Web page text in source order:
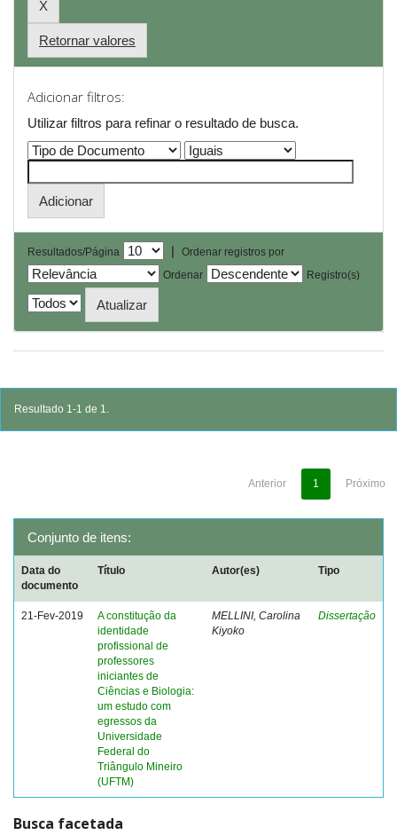
Retornar valores
Adicionar filtros:
Utilizar filtros para refinar o resultado de busca.
Resultados/Página |
Ordenar registros por
Ordenar
Registro(s)
Resultado 1-1 de 1.
Anterior 1 Próximo
Conjunto de itens:
Data do
documento
Título Autor(es) Tipo
21-Fev-2019
A constitução da
identidade
profissional de
professores
iniciantes de
Ciências e Biologia:
um estudo com
egressos da
Universidade
Federal do
Triângulo Mineiro
(UFTM)
MELLINI, Carolina
Kiyoko
Dissertação
Busca facetada